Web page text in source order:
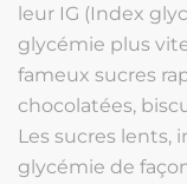
leur IG (Index
glycémie plus
fameux sucres
chocolatées,
Les sucres
glycémie de